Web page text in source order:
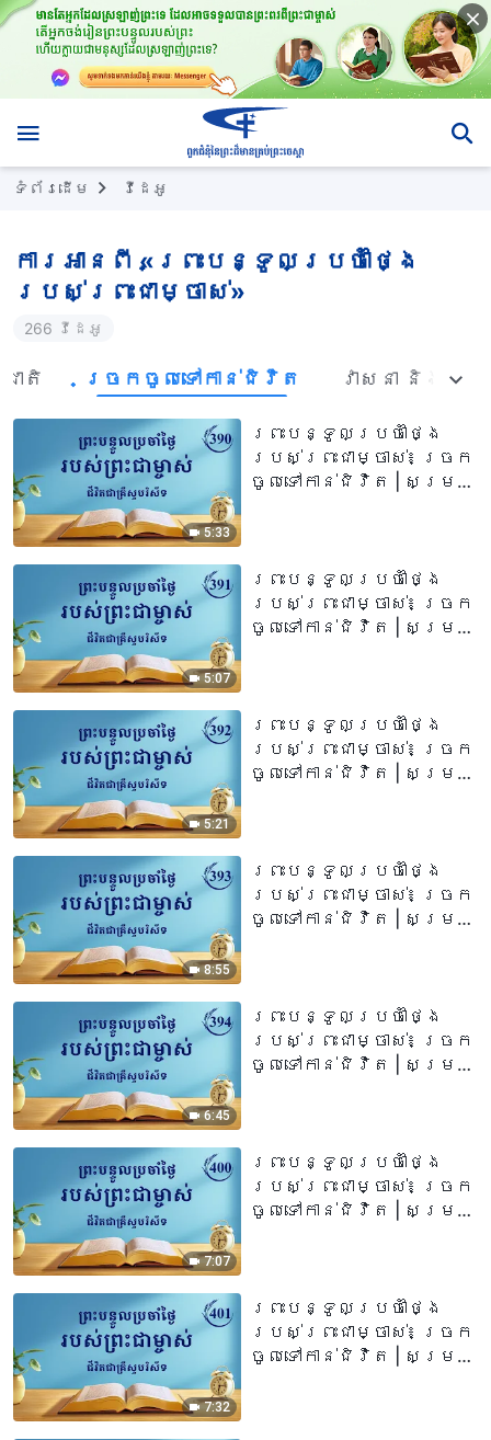
ទំព័រ​ដើម វីដេអូ
ការអានពី «ព្រះបន្ទូលប្រចាំថ្ងៃ
របស់ព្រះជាម្ចាស់»
266 វីដេអូ
ាតិ ច្រកចូលទៅកាន់ជិវិត វាសនា និងល
5:33
ព្រះបន្ទូលប្រចាំថ្ងៃ
របស់ព្រះជាម្ចាស់៖ ច្រក
ចូលទៅកាន់ជិវិត | សម្រង់​
5:07
ព្រះបន្ទូលប្រចាំថ្ងៃ
របស់ព្រះជាម្ចាស់៖ ច្រក
ចូលទៅកាន់ជិវិត | សម្រង់
5:21
ព្រះបន្ទូលប្រចាំថ្ងៃ
របស់ព្រះជាម្ចាស់៖ ច្រក
ចូលទៅកាន់ជិវិត | សម្រង់
8:55
ព្រះបន្ទូលប្រចាំថ្ងៃ
របស់ព្រះជាម្ចាស់៖ ច្រក
ចូលទៅកាន់ជិវិត | សម្រង់
6:45
ព្រះបន្ទូលប្រចាំថ្ងៃ
របស់ព្រះជាម្ចាស់៖ ច្រក
ចូលទៅកាន់ជិវិត | សម្រង់
7:07
ព្រះបន្ទូលប្រចាំថ្ងៃ
របស់ព្រះជាម្ចាស់៖ ច្រក
ចូលទៅកាន់ជិវិត | សម្រង់​
7:32
ព្រះបន្ទូលប្រចាំថ្ងៃ
របស់ព្រះជាម្ចាស់៖ ច្រក
ចូលទៅកាន់ជិវិត | សម្រង់​